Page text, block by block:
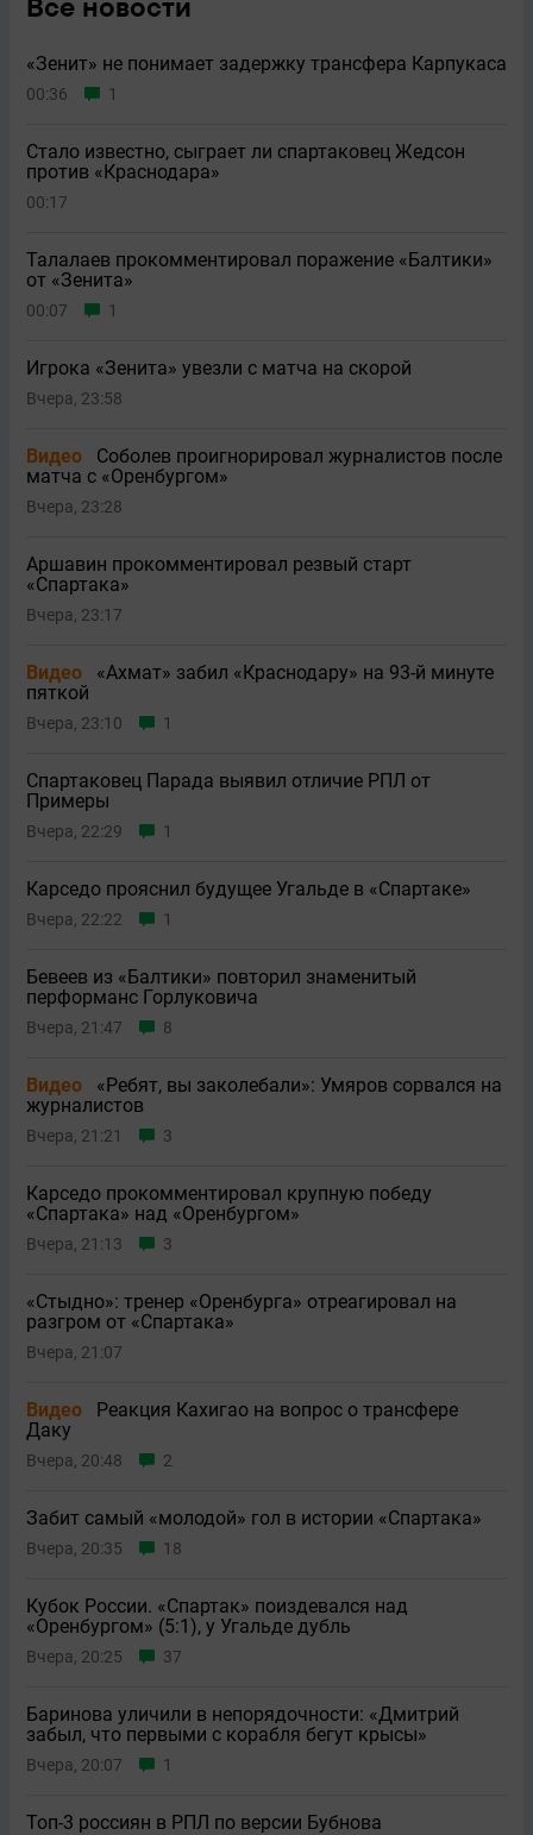
«Зенит» не понимает задержку трансфера Карпукаса
00:36 1
Стало известно, сыграет ли спартаковец Жедсон
против «Краснодара»
00:17
Талалаев прокомментировал поражение «Балтики»
от «Зенита»
00:07 1
Игрока «Зенита» увезли с матча на скорой
Вчера, 23:58
Видео
Соболев проигнорировал журналистов после
матча с «Оренбургом»
Вчера, 23:28
Аршавин прокомментировал резвый старт
«Спартака»
Вчера, 23:17
Видео
«Ахмат» забил «Краснодару» на 93-й минуте
пяткой
Вчера, 23:10 1
Спартаковец Парада выявил отличие РПЛ от
Примеры
Вчера, 22:29 1
Карседо прояснил будущее Угальде в «Спартаке»
Вчера, 22:22 1
Бевеев из «Балтики» повторил знаменитый
перформанс Горлуковича
Вчера, 21:47 8
Видео
«Ребят, вы заколебали»: Умяров сорвался на
журналистов
Вчера, 21:21 3
Карседо прокомментировал крупную победу
«Спартака» над «Оренбургом»
Вчера, 21:13 3
«Стыдно»: тренер «Оренбурга» отреагировал на
разгром от «Спартака»
Вчера, 21:07
Видео
Реакция Кахигао на вопрос о трансфере
Даку
Вчера, 20:48 2
Забит самый «молодой» гол в истории «Спартака»
Вчера, 20:35 18
Кубок России. «Спартак» поиздевался над
«Оренбургом» (5:1), у Угальде дубль
Вчера, 20:25 37
Баринова уличили в непорядочности: «Дмитрий
забыл, что первыми с корабля бегут крысы»
Вчера, 20:07 1
Топ-3 россиян в РПЛ по версии Бубнова